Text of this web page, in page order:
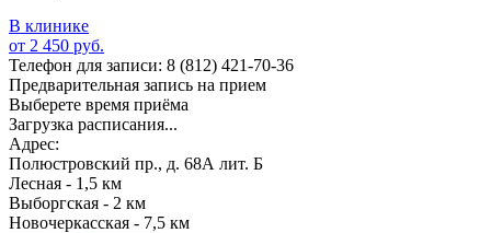
В клинике
от 2 450 руб.
Телефон для записи: 8 (812) 421-70-36
Предварительная запись на прием
Выберете время приёма
Загрузка расписания...
Адрес:
Полюстровский пр., д. 68А лит. Б
Лесная - 1,5 км
Выборгская - 2 км
Новочеркасская - 7,5 км